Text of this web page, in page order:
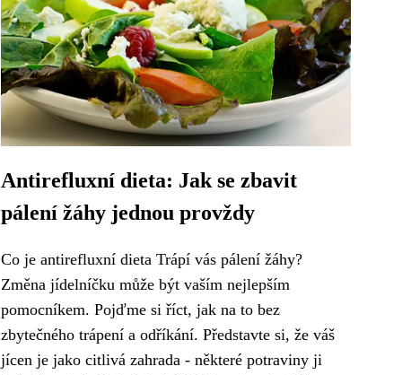
Antirefluxní dieta: Jak se zbavit
pálení žáhy jednou provždy
Co je antirefluxní dieta Trápí vás pálení žáhy?
Změna jídelníčku může být vaším nejlepším
pomocníkem. Pojďme si říct, jak na to bez
zbytečného trápení a odříkání. Představte si, že váš
jícen je jako citlivá zahrada - některé potraviny ji